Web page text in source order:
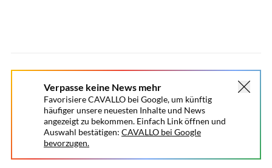
Verpasse keine News mehr
Favorisiere CAVALLO bei Google, um künftig
häufiger unsere neuesten Inhalte und News
angezeigt zu bekommen. Einfach Link öffnen und
Auswahl bestätigen: CAVALLO bei Google
bevorzugen.